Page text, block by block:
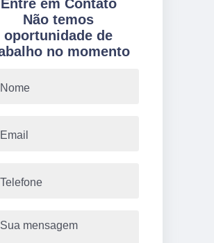
Entre em Contato
Não temos
oportunidade de
no momento